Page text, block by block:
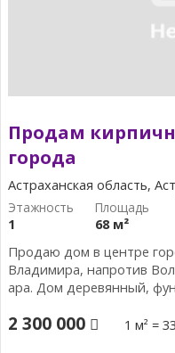
Продам
города
Астраханская область,
1
68 м²
Продаю дом в центре
Владимира, напротив
ара. Дом деревянный,
2 300 000 1 м² =